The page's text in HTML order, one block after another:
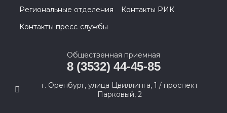
Региональные отделения
Контакты РИК
Контакты пресс-службы
Общественная приемная
8 (3532) 44-45-85
г. Оренбург, улица Цвиллинга, 1 / проспект
Парковый, 2